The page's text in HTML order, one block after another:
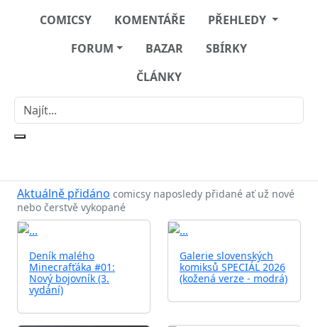
COMICSY KOMENTÁŘE
PŘEHLEDY
FORUM
BAZAR
SBÍRKY
ČLÁNKY
Aktuálně přidáno comicsy naposledy přidané ať už nové
nebo čerstvě vykopané
Deník malého
Minecrafťáka #01:
Nový bojovník (3.
vydání)
Galerie slovenských
komiksů SPECIÁL 2026
(kožená verze - modrá)